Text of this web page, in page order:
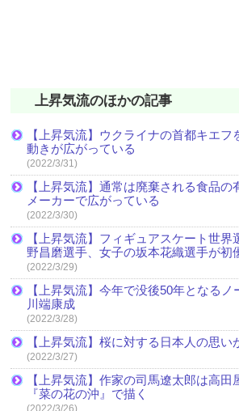
上昇気流のほかの記事
【上昇気流】ウクライナの首都キエフ
動きが広がっている
(2022/3/31)
【上昇気流】通常は廃棄される食品
メーカーで広がっている
(2022/3/30)
【上昇気流】フィギュアスケート世
野昌磨選手、女子の坂本花織選手が初
(2022/3/29)
【上昇気流】今年で没後50年となる
川端康成
(2022/3/28)
【上昇気流】桜に対する日本人の思い
(2022/3/27)
【上昇気流】作家の司馬遼太郎は高田
『菜の花の沖』で描く
(2022/3/26)